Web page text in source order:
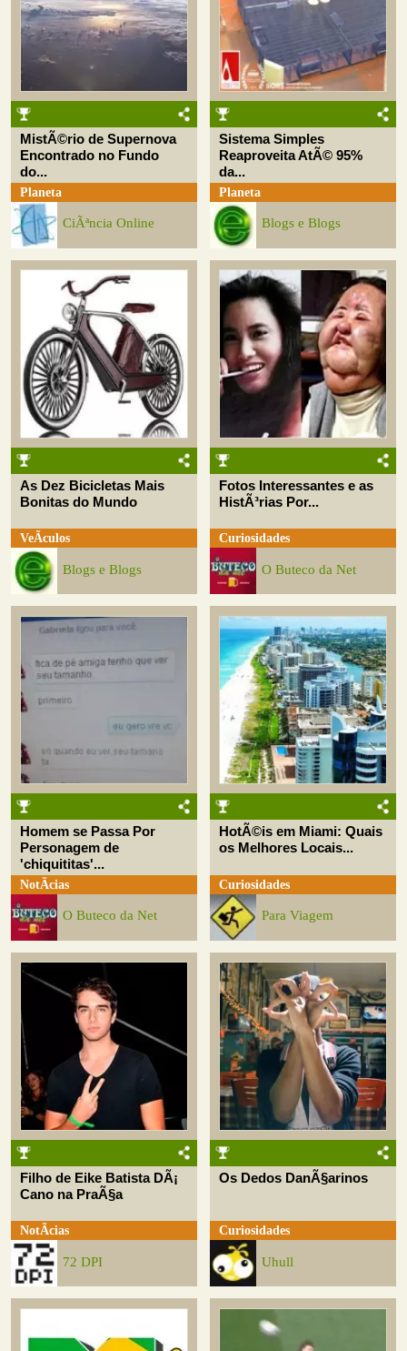
MistÃ©rio de Supernova
Encontrado no Fundo
do...
Planeta
CiÃªncia Online
Sistema Simples
Reaproveita AtÃ© 95%
da...
Planeta
Blogs e Blogs
As Dez Bicicletas Mais
Bonitas do Mundo
VeÃ­culos
Blogs e Blogs
Fotos Interessantes e as
HistÃ³rias Por...
Curiosidades
O Buteco da Net
Homem se Passa Por
Personagem de
'chiquititas'...
NotÃ­cias
O Buteco da Net
HotÃ©is em Miami: Quais
os Melhores Locais...
Curiosidades
Para Viagem
Filho de Eike Batista DÃ¡
Cano na PraÃ§a
NotÃ­cias
72 DPI
Os Dedos DanÃ§arinos
Curiosidades
Uhull